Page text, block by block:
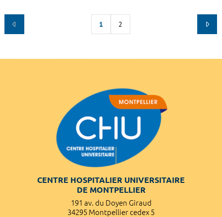
1 2
CENTRE HOSPITALIER UNIVERSITAIRE
DE MONTPELLIER
191 av. du Doyen Giraud
34295 Montpellier cedex 5